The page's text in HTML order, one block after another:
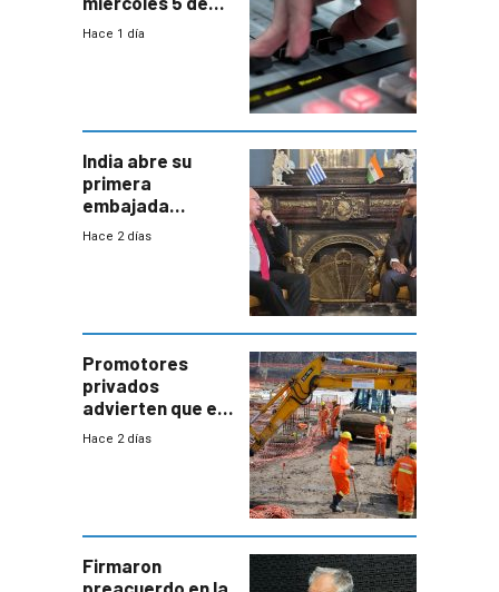
agosto de 2026
Hace 1 día
India abre su
primera
embajada
residente en
enorme
potencial
Hace 2 días
Promotores
privados
advierten que el
nuevo convenio
a revisar
proyectos
Hace 2 días
Firmaron
preacuerdo en la